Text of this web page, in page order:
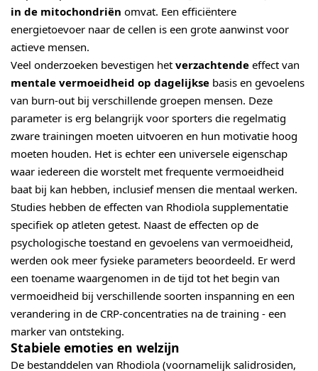
in de mitochondriën omvat. Een efficiëntere
energietoevoer naar de cellen is een grote aanwinst voor
actieve mensen.
Veel onderzoeken bevestigen het verzachtende effect van
mentale vermoeidheid op dagelijkse basis en gevoelens
van burn-out bij verschillende groepen mensen. Deze
parameter is erg belangrijk voor sporters die regelmatig
zware trainingen moeten uitvoeren en hun motivatie hoog
moeten houden. Het is echter een universele eigenschap
waar iedereen die worstelt met frequente vermoeidheid
baat bij kan hebben, inclusief mensen die mentaal werken.
Studies hebben de effecten van Rhodiola supplementatie
specifiek op atleten getest. Naast de effecten op de
psychologische toestand en gevoelens van vermoeidheid,
werden ook meer fysieke parameters beoordeeld. Er werd
een toename waargenomen in de tijd tot het begin van
vermoeidheid bij verschillende soorten inspanning en een
verandering in de CRP-concentraties na de training - een
marker van ontsteking.
Stabiele emoties en welzijn
De bestanddelen van Rhodiola (voornamelijk salidrosiden,